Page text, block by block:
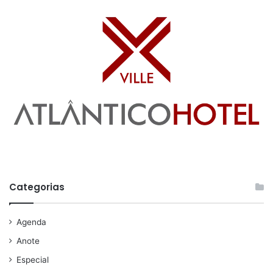
Categorias
Agenda
Anote
Especial